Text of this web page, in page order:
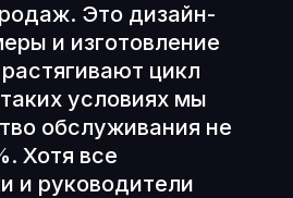
Это дизайн-
и изготовление
цикл
условиях мы
обслуживания не
Хотя все
и руководители